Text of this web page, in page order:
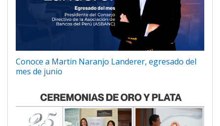
Conoce a Martin Naranjo Landerer, egresado del
mes de junio